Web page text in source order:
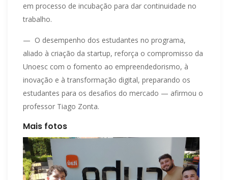
em processo de incubação para dar continuidade no
trabalho.
— O desempenho dos estudantes no programa,
aliado à criação da startup, reforça o compromisso da
Unoesc com o fomento ao empreendedorismo, à
inovação e à transformação digital, preparando os
estudantes para os desafios do mercado — afirmou o
professor Tiago Zonta.
Mais fotos